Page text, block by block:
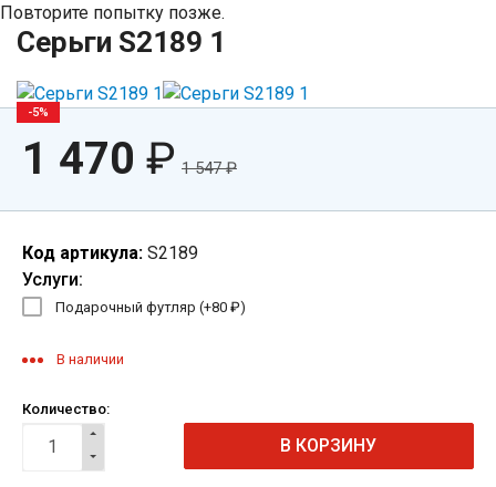
Повторите попытку позже.
Серьги S2189 1
-5%
1 470 ₽ 1 547₽
Код артикула: S2189
Услуги:
Подарочный футляр (+80 ₽)
В наличии
Количество: